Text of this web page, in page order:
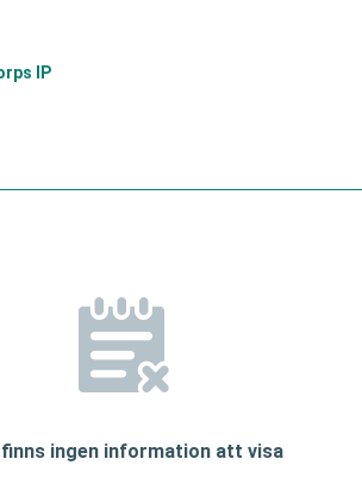
IP
ingen information att visa